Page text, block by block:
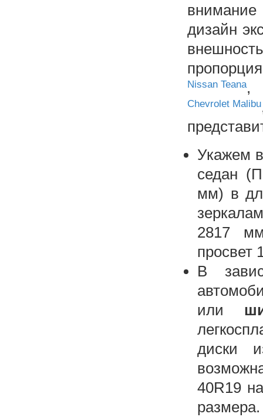
дизайн
Nissan Teana
Chevrolet Malibu
Укажем
седан
мм) в
2817
просвет
В
или
диски
40R19
размера.